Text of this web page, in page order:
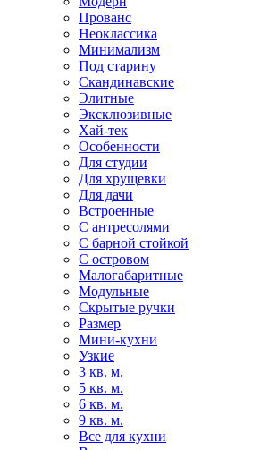
Прованс
Неоклассика
Минимализм
Под старину
Скандинавские
Элитные
Эксклюзивные
Хай-тек
Особенности
Для студии
Для хрущевки
Для дачи
Встроенные
С антресолями
С барной стойкой
С островом
Малогабаритные
Модульные
Скрытые ручки
Размер
Мини-кухни
Узкие
3 кв. м.
5 кв. м.
6 кв. м.
9 кв. м.
Все для кухни